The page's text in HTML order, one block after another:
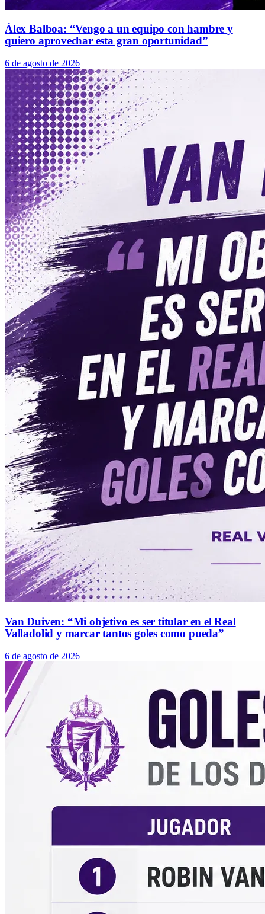
Álex Balboa: “Vengo a un equipo con hambre y
quiero aprovechar esta gran oportunidad”
6 de agosto de 2026
Van Duiven: “Mi objetivo es ser titular en el Real
Valladolid y marcar tantos goles como pueda”
6 de agosto de 2026